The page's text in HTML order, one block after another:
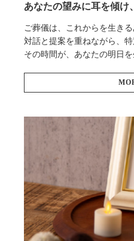
あなたの望みに耳を傾け
ご葬儀は、これからを生き
対話と提案を重ねながら、
その時間が、あなたの明日